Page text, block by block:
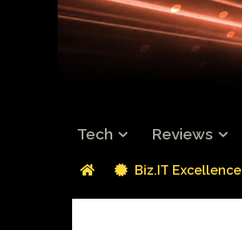
Tech Reviews
Biz.IT Excellence